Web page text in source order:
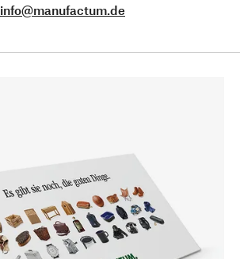
info@manufactum.de